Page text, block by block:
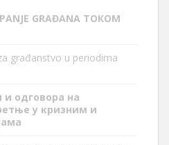
GRAĐANA TOКOM
građanstvo u periodima
и одговора на
у кризним и